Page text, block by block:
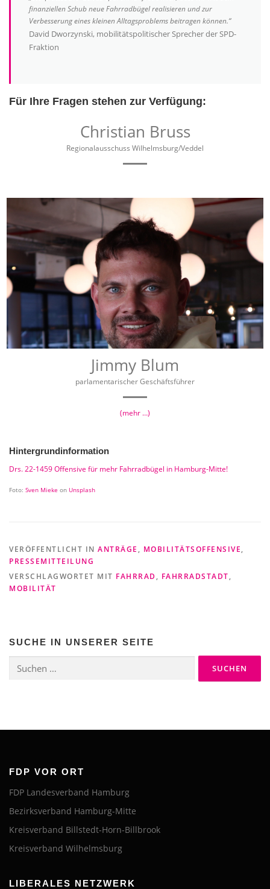
finanziellen Schub neue Fahrradbügel realisieren und zur
Verbesserung eines kleinen Alltagsproblems beitragen können.“
David Dworzynski, mobilitätspolitischer Sprecher der SPD-
Fraktion
Für Ihre Fragen stehen zur Verfügung:
Christian Bruss
Regionalausschuss Wilhelmsburg/Veddel
Jimmy Blum
parlamentarischer Geschäftsführer
(mehr …)
Hintergrundinformation
Drs. 22-1459 Offensive für mehr Fahrradbügel in Hamburg-Mitte!
Foto: Sven Mieke on Unsplash
VERÖFFENTLICHT IN ANTRÄGE , MOBILITÄTSOFFENSIVE,
PRESSEMITTEILUNG
VERSCHLAGWORTET MIT FAHRRAD , FAHRRADSTADT,
MOBILITÄT
SUCHE IN UNSERER SEITE
nach:
FDP VOR ORT
FDP Landesverband Hamburg
Bezirksverband Hamburg-Mitte
Kreisverband Billstedt-Horn-Billbrook
Kreisverband Wilhelmsburg
LIBERALES NETZWERK